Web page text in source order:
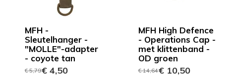
MFH -
Sleutelhanger -
"MOLLE"-adapter
- coyote tan
€ 5,79€ 4,50
MFH High Defence
- Operations Cap -
met klittenband -
OD groen
€ 14,64€ 10,50